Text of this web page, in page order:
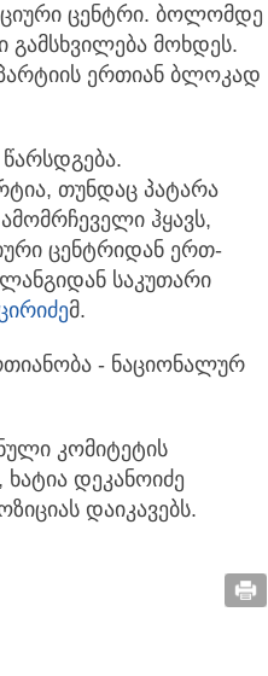
ცენტრი. ბოლომდე
მოხდეს.
ერთიან ბლოკად
თუნდაც პატარა
ჰყავს,
ცენტრიდან ერთ-
საკუთარი
მ.
- ნაციონალურ
კომიტეტის
ხატია დეკანოიძე
დაიკავებს.